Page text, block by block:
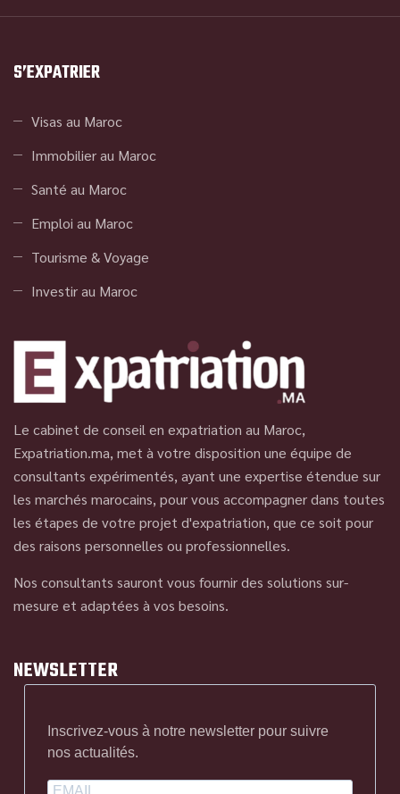
S’EXPATRIER
Visas au Maroc
Immobilier au Maroc
Santé au Maroc
Emploi au Maroc
Tourisme & Voyage
Investir au Maroc
Le cabinet de conseil en expatriation au Maroc,
Expatriation.ma, met à votre disposition une équipe de
consultants expérimentés, ayant une expertise étendue sur
les marchés marocains, pour vous accompagner dans toutes
les étapes de votre projet d'expatriation, que ce soit pour
des raisons personnelles ou professionnelles.
Nos consultants sauront vous fournir des solutions sur-
mesure et adaptées à vos besoins.
NEWSLETTER
Inscrivez-vous à notre newsletter pour suivre
nos actualités.